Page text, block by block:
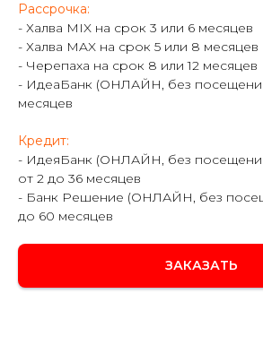
Рассрочка:
- Халва MIX на срок 3 или 6 месяцев
- Халва MAX на срок 5 или 8 месяцев
- Черепаха на срок 8 или 12 месяцев
- ИдеаБанк (ОНЛАЙН, без
месяцев
Кредит:
- ИдеяБанк (ОНЛАЙН, без
от 2 до 36 месяцев
- Банк Решение (ОНЛАЙН, без
до 60 месяцев
ЗАКАЗАТЬ